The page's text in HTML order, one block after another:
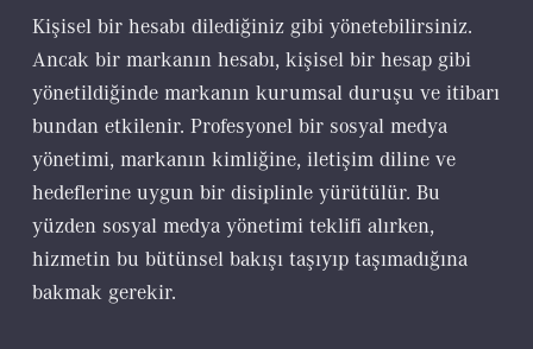
Kişisel bir hesabı dilediğiniz gibi yönetebilirsiniz.
Ancak bir markanın hesabı, kişisel bir hesap gibi
yönetildiğinde markanın kurumsal duruşu ve itibarı
bundan etkilenir. Profesyonel bir sosyal medya
yönetimi, markanın kimliğine, iletişim diline ve
hedeflerine uygun bir disiplinle yürütülür. Bu
yüzden sosyal medya yönetimi teklifi alırken,
hizmetin bu bütünsel bakışı taşıyıp taşımadığına
bakmak gerekir.